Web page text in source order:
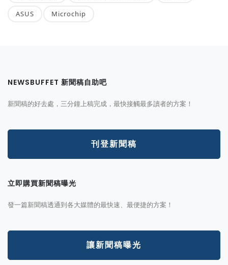
ASUS Microchip
NEWSBUFFET 新聞稿自助吧
新聞稿的好去處，三分鐘上稿完成，最快接觸最多讀者的方案！
刊登新聞稿
立即購買新聞稿曝光
發一篇新聞稿透通到各大媒體的最快速、最便捷的方案！
讓新聞稿曝光